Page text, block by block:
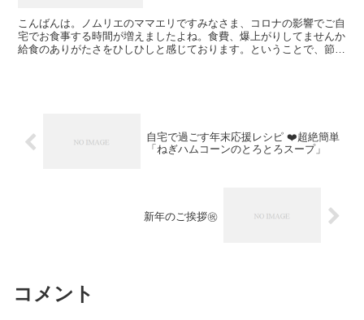
こんばんは。ノムリエのママエリですみなさま、コロナの影響でご自
宅でお食事する時間が増えましたよね。食費、爆上がりしてませんか
給食のありがたさをひしひしと感じております。ということで、節約
自宅で過ごす年末応援レシピ ❤️超絶簡単
「ねぎハムコーンのとろとろスープ」
新年のご挨拶㊗️
コメント